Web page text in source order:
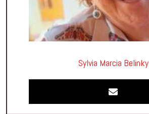
Sylvia Marcia Belinky